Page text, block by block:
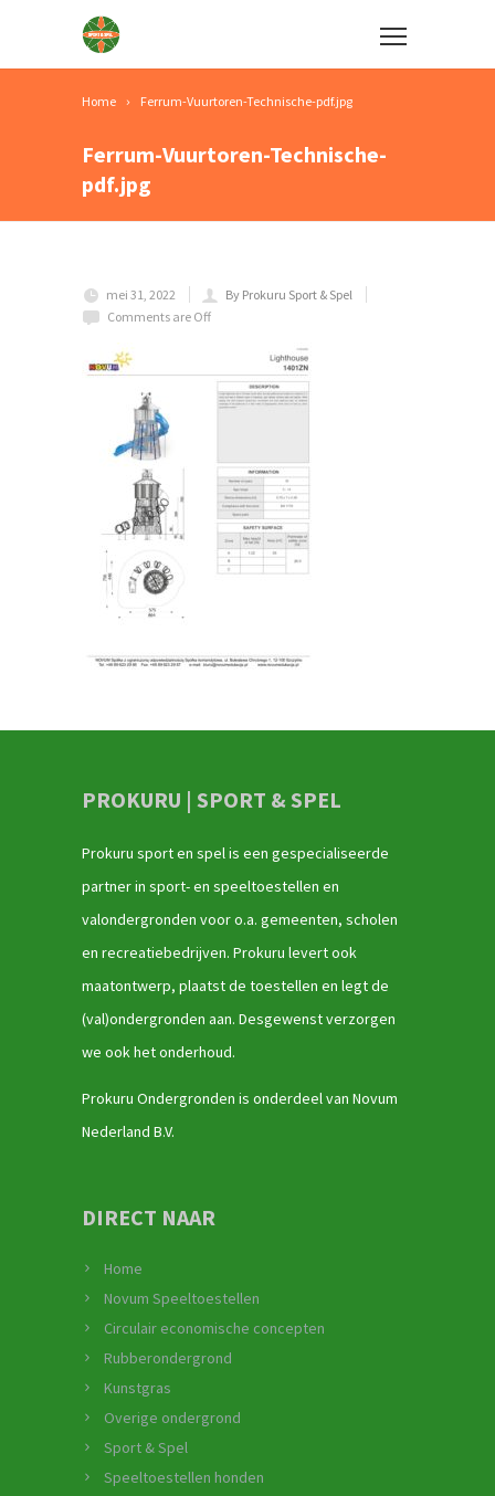
Home Ferrum-Vuurtoren-Technische-pdf.jpg
Ferrum-Vuurtoren-Technische-
pdf.jpg
mei 31, 2022
By Prokuru Sport & Spel
Comments are Off
PROKURU | SPORT & SPEL
Prokuru sport en spel is een gespecialiseerde
partner in sport- en speeltoestellen en
valondergronden voor o.a. gemeenten, scholen
en recreatiebedrijven. Prokuru levert ook
maatontwerp, plaatst de toestellen en legt de
(val)ondergronden aan. Desgewenst verzorgen
we ook het onderhoud.
Prokuru Ondergronden is onderdeel van Novum
Nederland B.V.
DIRECT NAAR
Home
Novum Speeltoestellen
Circulair economische concepten
Rubberondergrond
Kunstgras
Overige ondergrond
Sport & Spel
Speeltoestellen honden